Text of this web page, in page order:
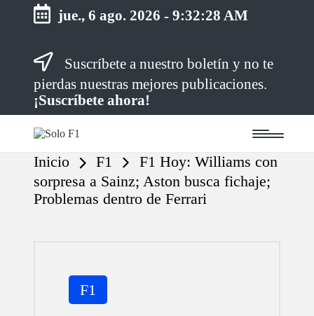
jue., 6 ago. 2026 -9:32:28 AM
Suscríbete a nuestro boletín y no te
pierdas nuestras mejores publicaciones.
¡Suscríbete ahora!
S
o
F
1
Para
de
F1
Inicio F1
F1 Hoy: Williams con
sorpresa a Sainz; Aston busca fichaje;
Problemas dentro de Ferrari
Publicada
en
F1